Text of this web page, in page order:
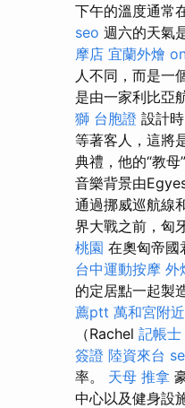
下午的溫度通常
seo 週六的天氣
摩店 宜蘭外燴
人不同，而是一
是由一家利比亞
獅 台胞證 設計
等著客人，這將
典禮，他的“教
音樂背景由
通過挪威巡航線
界大戰之前，匈
桃園 在奧匈帝國
台中運動按摩 外
的定居點一起製
薦ptt 萬和宮附
（Rachel 記帳
簽證 陸資來台
率。 天母 推拿
中心以及健身設